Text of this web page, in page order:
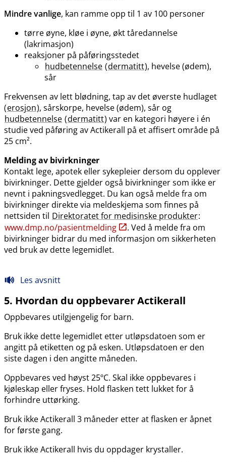
Mindre vanlige, kan ramme opp til 1 av 100 personer
tørre øyne, kløe i øyne, økt tåredannelse
(lakrimasjon)
reaksjoner på påføringsstedet
hudbetennelse (dermatitt), hevelse (ødem),
sår
Frekvensen av lett blødning, tap av det øverste hudlaget
(erosjon), sårskorpe, hevelse (ødem), sår og
hudbetennelse (dermatitt) var en kategori høyere i én
studie ved påføring av Actikerall på et affisert område på
25 cm².
Melding av bivirkninger
Kontakt lege, apotek eller sykepleier dersom du opplever
bivirkninger. Dette gjelder også bivirkninger som ikke er
nevnt i pakningsvedlegget. Du kan også melde fra om
bivirkninger direkte via meldeskjema som finnes på
nettsiden til Direktoratet for medisinske produkter:
www.dmp.no​/​pasientmelding
. Ved å melde fra om
bivirkninger bidrar du med informasjon om sikkerheten
ved bruk av dette legemidlet.
Les avsnitt
5. Hvordan du oppbevarer Actikerall
Oppbevares utilgjengelig for barn.
Bruk ikke dette legemidlet etter utløpsdatoen som er
angitt på etiketten og på esken. Utløpsdatoen er den
siste dagen i den angitte måneden.
Oppbevares ved høyst 25ºC. Skal ikke oppbevares i
kjøleskap eller fryses. Hold flasken tett lukket for å
forhindre uttørking.
Bruk ikke Actikerall 3 måneder etter at flasken er åpnet
for første gang.
Bruk ikke Actikerall hvis du oppdager krystaller.